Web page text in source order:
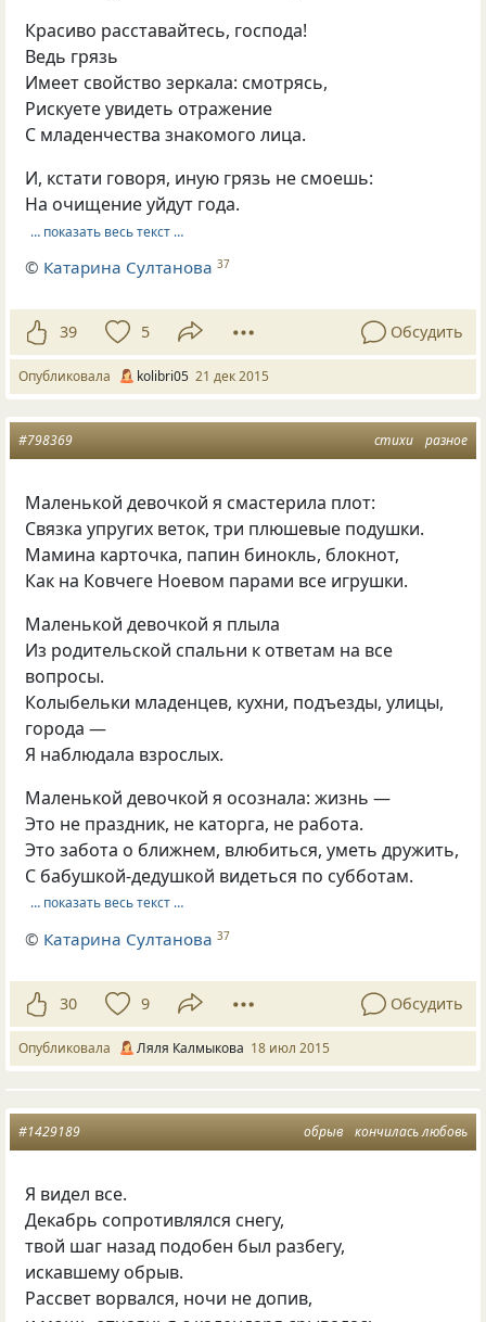
Красиво расставайтесь, господа!
Ведь грязь
Имеет свойство зеркала: смотрясь,
Рискуете увидеть отражение
С младенчества знакомого лица.
И, кстати говоря, иную грязь не смоешь:
На очищение уйдут года.
… показать весь текст …
© Катарина Султанова 37
39 5 Обсудить
Опубликовала kolibri05 21 дек 2015
стихи разное
#798369
Маленькой девочкой я смастерила плот:
Связка упругих веток, три плюшевые подушки.
Мамина карточка, папин бинокль, блокнот,
Как на Ковчеге Ноевом парами все игрушки.
Маленькой девочкой я плыла
Из родительской спальни к ответам на все
вопросы.
Колыбельки младенцев, кухни, подъезды, улицы,
города —
Я наблюдала взрослых.
Маленькой девочкой я осознала: жизнь —
Это не праздник, не каторга, не работа.
Это забота о ближнем, влюбиться, уметь дружить,
С бабушкой-дедушкой видеться по субботам.
… показать весь текст …
© Катарина Султанова 37
30 9 Обсудить
Опубликовала Ляля Калмыкова 18 июл 2015
обрыв кончилась любовь
#1429189
Я видел все.
Декабрь сопротивлялся снегу,
твой шаг назад подобен был разбегу,
искавшему обрыв.
Рассвет ворвался, ночи не допив,